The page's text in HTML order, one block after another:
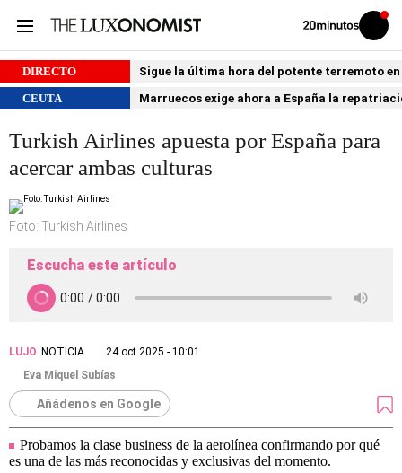
Volver
Iniciar
sesión
DIRECTO
Sigue la última hora del potente terremoto
CEUTA
Marruecos exige ahora a España la
Turkish Airlines apuesta por España para
acercar ambas culturas
Foto: Turkish Airlines
Escucha este artículo
LUJO NOTICIA
24 oct 2025 - 10:01
Eva Miquel Subías
Añádenos en Google
Probamos la clase business de la aerolínea confirmando por qué
es una de las más reconocidas y exclusivas del momento.